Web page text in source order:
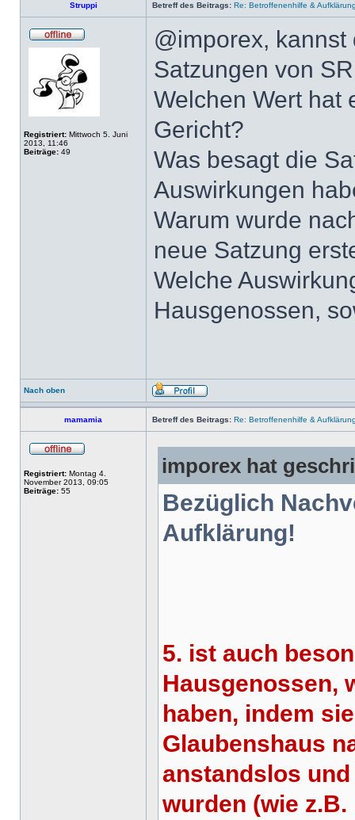
Struppi Betreff des Beitrags: Re: Betroffenenhilfe &
Registriert: Mittwoch 5. Juni
2013, 11:46
Beiträge: 49
@imporex,
Satzungen von
Welchen Wert hat
Gericht?
Was besagt die
Auswirkungen
Warum wurde
neue Satzung
Welche
Hausgenossen,
Nach oben
mamamia Betreff des Beitrags: Re: Betroffenenhilfe &
Registriert: Montag 4.
November 2013, 09:05
Beiträge: 55
imporex hat
Bezüglich
Aufklärung!
5. ist auch
Hausgenossen,
haben, indem
Glaubenshaus
anstandslos
wurden (wie z.B.